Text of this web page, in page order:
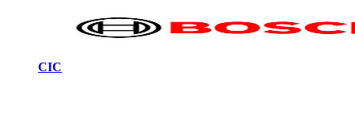
CIC